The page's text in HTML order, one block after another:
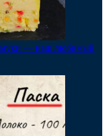
муки — наш любимый